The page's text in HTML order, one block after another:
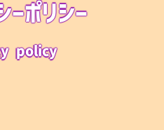
ーポリシー